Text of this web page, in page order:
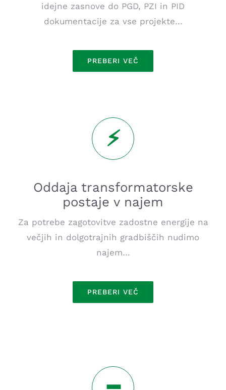
idejne zasnove do PGD, PZI in PID
dokumentacije za vse projekte…
PREBERI VEČ
Oddaja transformatorske
postaje v najem
Za potrebe zagotovitve zadostne energije na
večjih in dolgotrajnih gradbiščih nudimo
najem…
PREBERI VEČ